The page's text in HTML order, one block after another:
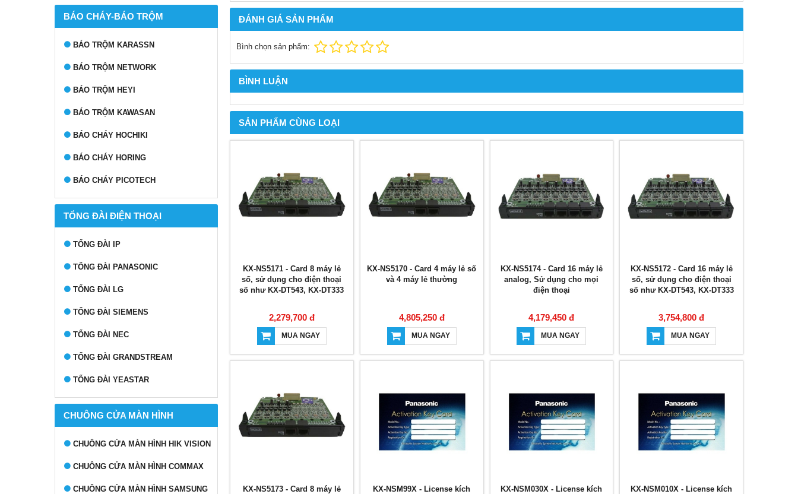
BÁO CHÁY-BÁO TRỘM
BÁO TRỘM KARASSN
BÁO TRỘM NETWORK
BÁO TRỘM HEYI
BÁO TRỘM KAWASAN
BÁO CHÁY HOCHIKI
BÁO CHÁY HORING
BÁO CHÁY PICOTECH
TỔNG ĐÀI ĐIỆN THOẠI
TỔNG ĐÀI IP
TỔNG ĐÀI PANASONIC
TỔNG ĐÀI LG
TỔNG ĐÀI SIEMENS
TỔNG ĐÀI NEC
TỔNG ĐÀI GRANDSTREAM
TỔNG ĐÀI YEASTAR
CHUÔNG CỬA MÀN HÌNH
CHUÔNG CỬA MÀN HÌNH HIK VISION
CHUÔNG CỬA MÀN HÌNH COMMAX
CHUÔNG CỬA MÀN HÌNH SAMSUNG
ĐÁNH GIÁ SẢN PHẨM
Bình chọn sản phẩm:
BÌNH LUẬN
SẢN PHẨM CÙNG LOẠI
KX-NS5171 - Card 8 máy lẻ
số, sử dụng cho điện thoại
số như KX-DT543, KX-DT333
2,279,700 đ
MUA NGAY
KX-NS5170 - Card 4 máy lẻ số
và 4 máy lẻ thường
4,805,250 đ
MUA NGAY
KX-NS5174 - Card 16 máy lẻ
analog, Sử dụng cho mọi
điện thoại
4,179,450 đ
MUA NGAY
KX-NS5172 - Card 16 máy lẻ
số, sử dụng cho điện thoại
số như KX-DT543, KX-DT333
3,754,800 đ
MUA NGAY
KX-NS5173 - Card 8 máy lẻ
KX-NSM99X - License kích
KX-NSM030X - License kích
KX-NSM010X - License kích